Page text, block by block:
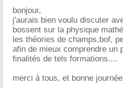
bonjour,
j'aurais bien voulu discuter
bossent sur la physique
les théories de champs,bof,
afin de mieux comprendre un
finalités de tels formations....
merci à tous, et bonne